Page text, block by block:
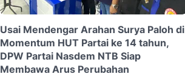
Usai Mendengar Arahan Surya Paloh di
Momentum HUT Partai ke 14 tahun,
DPW Partai Nasdem NTB Siap
Membawa Arus Perubahan